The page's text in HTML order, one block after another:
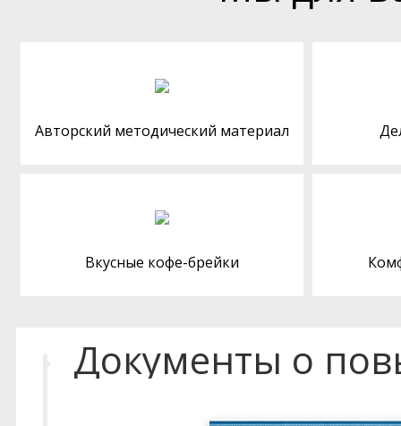
Авторский методический материал
Вкусные кофе-брейки
Документы о